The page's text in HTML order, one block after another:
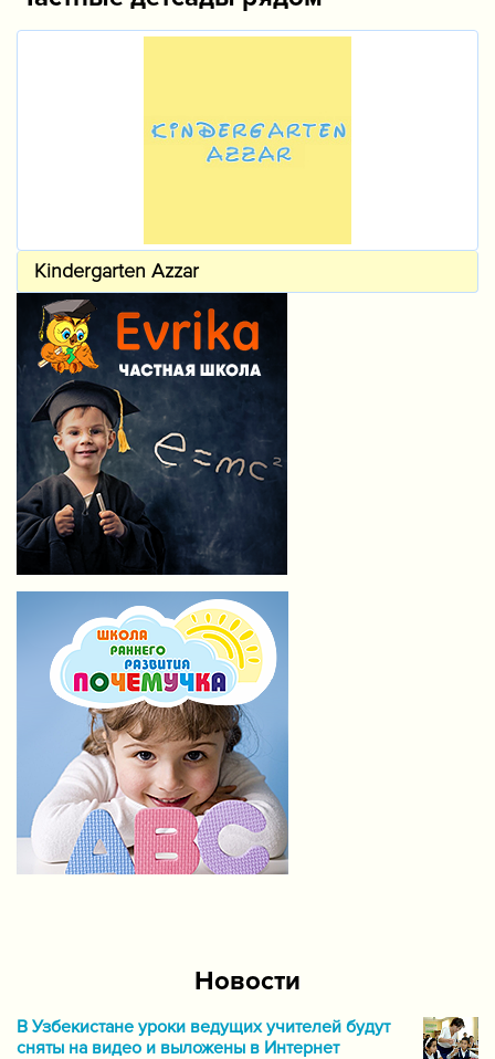
Kindergarten Azzar
Новости
В Узбекистане уроки ведущих учителей будут
сняты на видео и выложены в Интернет